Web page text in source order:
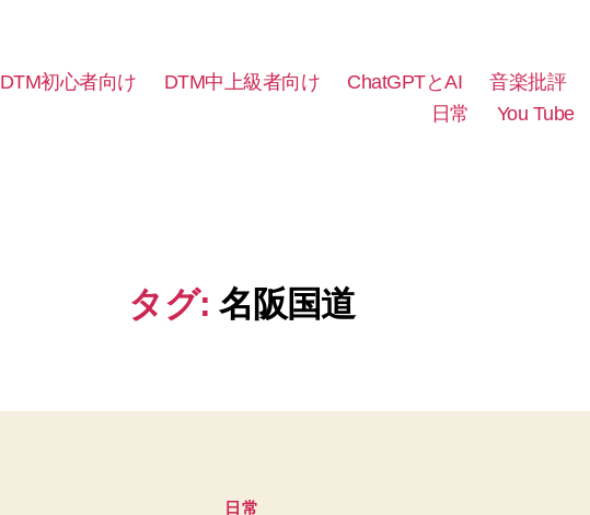
DTM初心者向け DTM中上級者向け ChatGPTとAI 音楽批評
日常
You Tube
タグ: 名阪国道
カ
日常